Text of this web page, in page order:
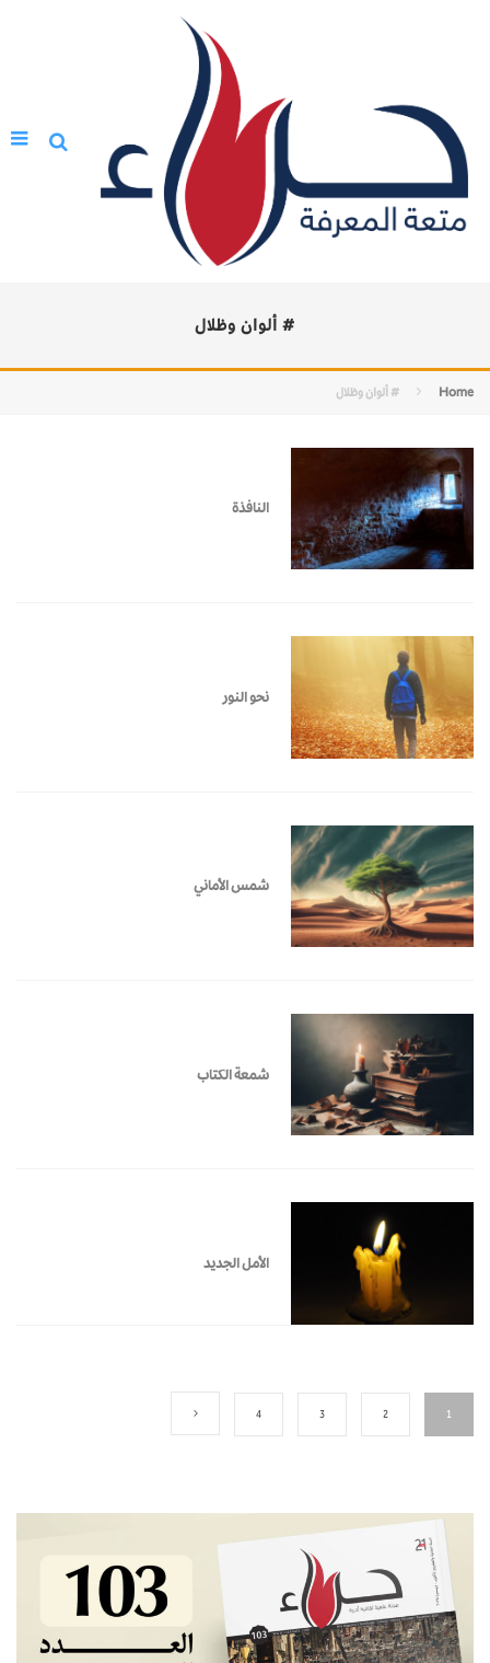
# ألوان وظلال
Home # ألوان وظلال
النافذة
نحو النور
شمس الأماني
شمعة الكتاب
الأمل الجديد
1
2
3
4